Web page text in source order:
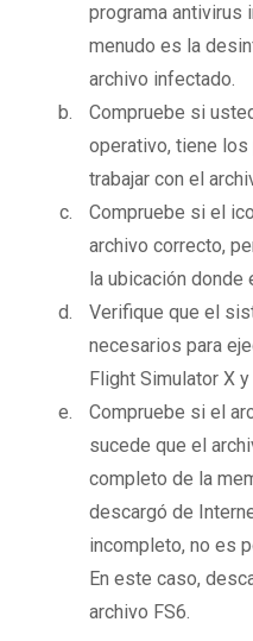
programa antivirus
menudo es la
archivo infectado.
Compruebe si
operativo, tiene
trabajar con el
Compruebe si el
archivo correcto,
la ubicación donde
Verifique que el
necesarios para
Flight Simulator X y
Compruebe si el
sucede que el
completo de la
descargó de
incompleto, no es
En este caso,
archivo FS6.